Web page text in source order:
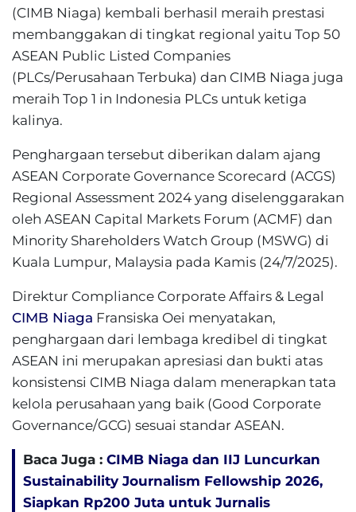
(CIMB Niaga) kembali berhasil meraih prestasi
membanggakan di tingkat regional yaitu Top 50
ASEAN Public Listed Companies
(PLCs/Perusahaan Terbuka) dan CIMB Niaga juga
meraih Top 1 in Indonesia PLCs untuk ketiga
kalinya.
Penghargaan tersebut diberikan dalam ajang
ASEAN Corporate Governance Scorecard (ACGS)
Regional Assessment 2024 yang diselenggarakan
oleh ASEAN Capital Markets Forum (ACMF) dan
Minority Shareholders Watch Group (MSWG) di
Kuala Lumpur, Malaysia pada Kamis (24/7/2025).
Direktur Compliance Corporate Affairs & Legal
CIMB Niaga Fransiska Oei menyatakan,
penghargaan dari lembaga kredibel di tingkat
ASEAN ini merupakan apresiasi dan bukti atas
konsistensi CIMB Niaga dalam menerapkan tata
kelola perusahaan yang baik (Good Corporate
Governance/GCG) sesuai standar ASEAN.
Baca Juga : CIMB Niaga dan IIJ Luncurkan
Sustainability Journalism Fellowship 2026,
Siapkan Rp200 Juta untuk Jurnalis